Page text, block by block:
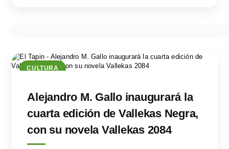
CULTURA
Alejandro M. Gallo inaugurará la
cuarta edición de Vallekas Negra,
con su novela Vallekas 2084